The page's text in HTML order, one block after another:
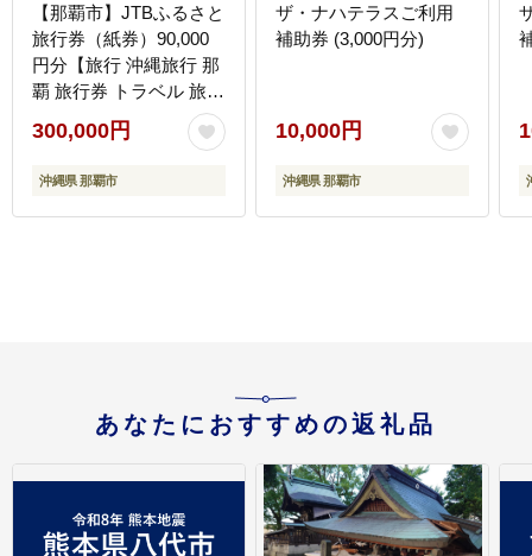
【那覇市】JTBふるさと
旅行券（紙券）90,000
円分【旅行 沖縄旅行 那
覇 旅行券 トラベル 旅行
チケット 沖縄県 那覇市
JDS01】
300,000円
沖縄県 那覇市
ザ・ナハテラスご利用
補助券 (3,000円分)
10,000円
沖縄県 那覇市
あなたにおすすめの返礼品